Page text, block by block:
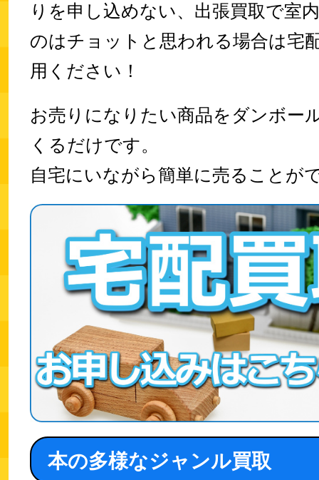
りを申し込めない、出張買取で室
のはチョットと思われる場合は宅
用ください！
お売りになりたい商品をダンボー
くるだけです。
自宅にいながら 簡単に売ることが
本の多様なジャンル買取